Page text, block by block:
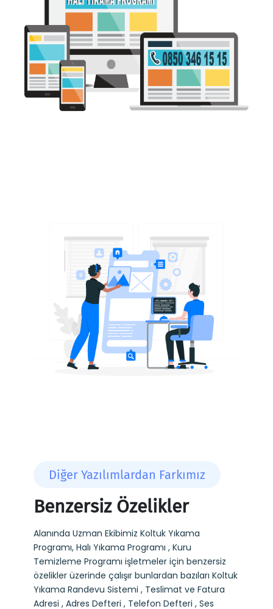
Diğer Yazılımlardan Farkımız
Benzersiz Özelikler
Alanında Uzman Ekibimiz Koltuk Yıkama
Programı, Halı Yıkama Programı , Kuru
Temizleme Programı işletmeler için benzersiz
özelikler üzerinde çalışır bunlardan bazıları Koltuk
Yıkama Randevu Sistemi , Teslimat ve Fatura
Adresi , Adres Defteri , Telefon Defteri , Ses